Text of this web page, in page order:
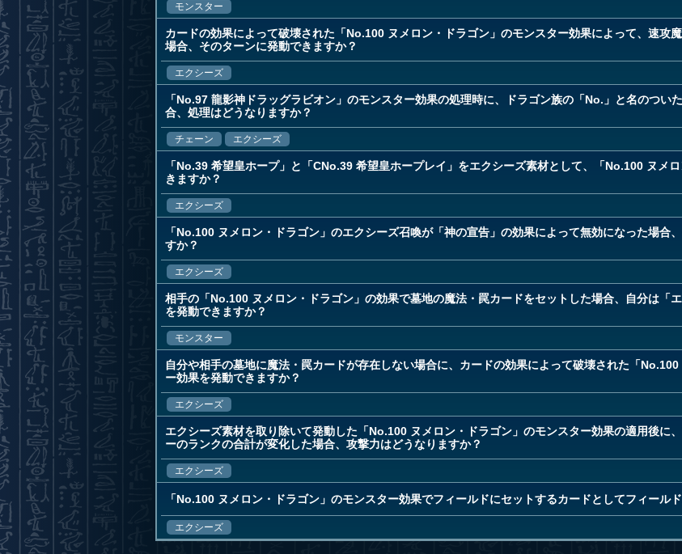
モンスター
カードの効果によって破壊された「No.100 ヌメロン・ドラゴン」のモンスター効果によって、速攻
場合、そのターンに発動できますか？
エクシーズ
「No.97 龍影神ドラッグラビオン」のモンスター効果の処理時に、ドラゴン族の「No.」と名のつい
合、処理はどうなりますか？
チェーン エクシーズ
「No.39 希望皇ホープ」と「CNo.39 希望皇ホープレイ」をエクシーズ素材として、「No.100 ヌメ
きますか？
エクシーズ
「No.100 ヌメロン・ドラゴン」のエクシーズ召喚が「神の宣告」の効果によって無効になった場合
すか？
エクシーズ
相手の「No.100 ヌメロン・ドラゴン」の効果で墓地の魔法・罠カードをセットした場合、自分は「
を発動できますか？
モンスター
自分や相手の墓地に魔法・罠カードが存在しない場合に、カードの効果によって破壊された「
ー効果を発動できますか？
エクシーズ
エクシーズ素材を取り除いて発動した「No.100 ヌメロン・ドラゴン」のモンスター効果の適用後に
ーのランクの合計が変化した場合、攻撃力はどうなりますか？
エクシーズ
「No.100 ヌメロン・ドラゴン」のモンスター効果でフィールドにセットするカードとしてフィール
エクシーズ